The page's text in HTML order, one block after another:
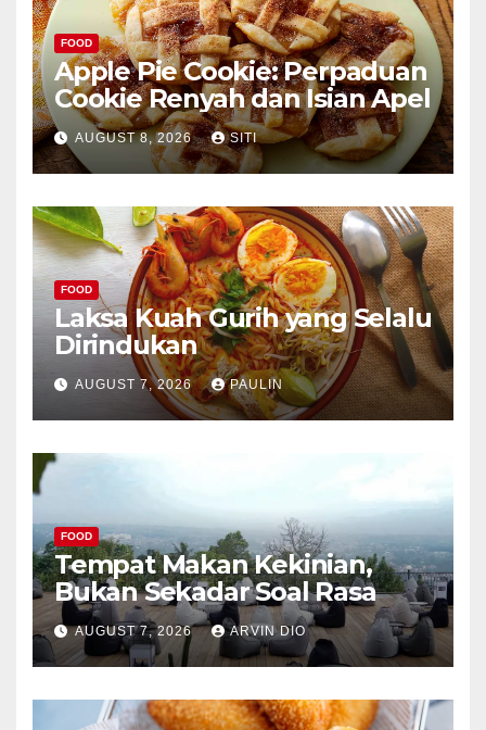
FOOD
Apple Pie Cookie: Perpaduan
Cookie Renyah dan Isian Apel
AUGUST 8, 2026 SITI
FOOD
Laksa Kuah Gurih yang Selalu
Dirindukan
AUGUST 7, 2026 PAULIN
FOOD
Tempat Makan Kekinian,
Bukan Sekadar Soal Rasa
AUGUST 7, 2026 ARVIN DIO